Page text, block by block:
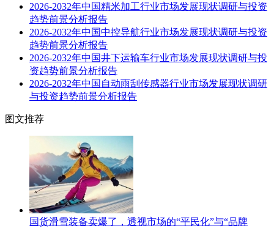
2026-2032年中国精米加工行业市场发展现状调研与投资
趋势前景分析报告
2026-2032年中国中控导航行业市场发展现状调研与投资
趋势前景分析报告
2026-2032年中国井下运输车行业市场发展现状调研与投
资趋势前景分析报告
2026-2032年中国自动雨刮传感器行业市场发展现状调研
与投资趋势前景分析报告
图文推荐
国货滑雪装备卖爆了，透视市场的“平民化”与“品牌